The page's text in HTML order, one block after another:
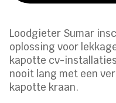
Loodgieter Sumar
oplossing voor
kapotte cv-
nooit lang met een
kapotte kraan.